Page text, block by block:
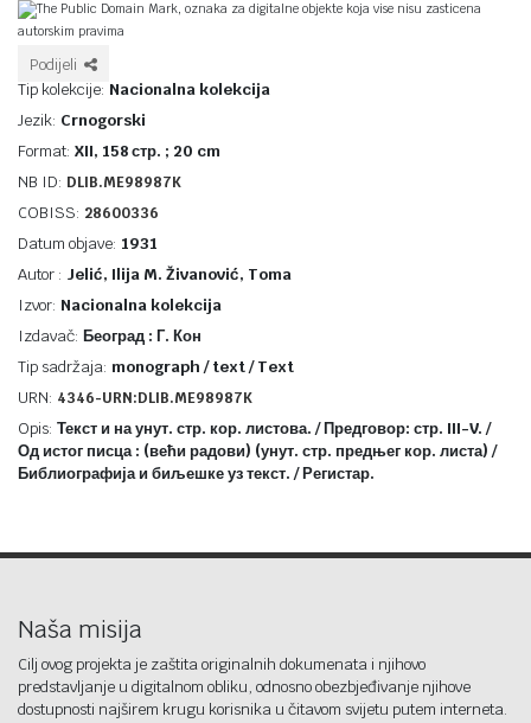
The Public Domain Mark, oznaka za digitalne objekte koja vise nisu zasticena
autorskim pravima
Podijeli
Tip kolekcije: Nacionalna kolekcija
Jezik: Crnogorski
Format: XII, 158 стр. ; 20 cm
NB ID: DLIB.ME98987K
COBISS: 28600336
Datum objave: 1931
Autor : Jelić, Ilija M. Živanović, Toma
Izvor: Nacionalna kolekcija
Izdavač: Београд : Г. Кон
Tip sadržaja: monograph / text / Text
URN: 4346-URN:DLIB.ME98987K
Opis: Текст и на унут. стр. кор. листова. / Предговор: стр. III-V. /
Од истог писца : (већи радови) (унут. стр. предњег кор. листа) /
Библиографија и биљешке уз текст. / Регистар.
Naša misija
Cilj ovog projekta je zaštita originalnih dokumenata i njihovo
predstavljanje u digitalnom obliku, odnosno obezbjeđivanje njihove
dostupnosti najširem krugu korisnika u čitavom svijetu putem interneta.